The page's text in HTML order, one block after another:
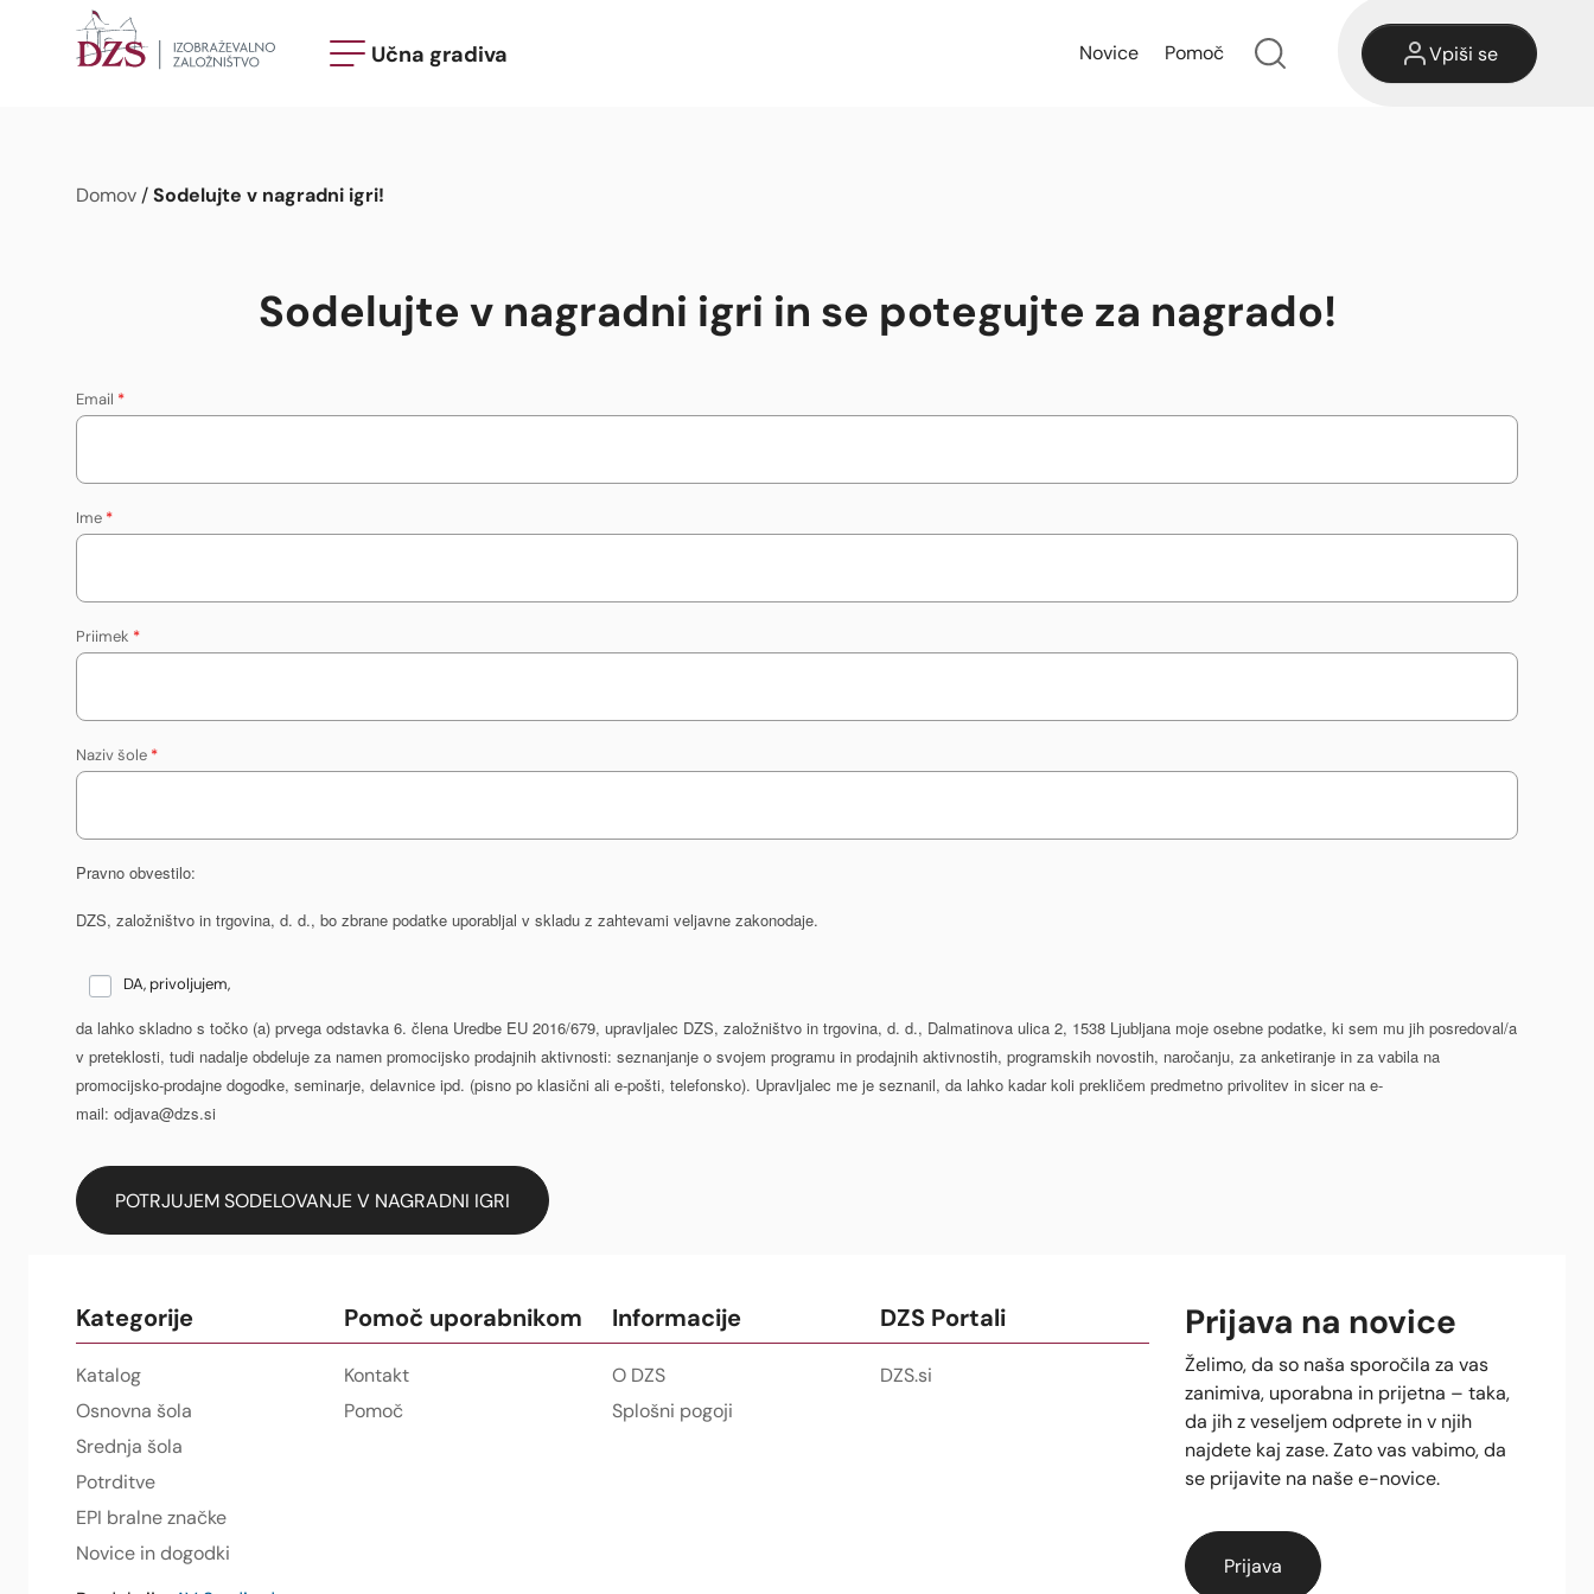
Učna gradiva Novice Pomoč Vpiši se
Domov / Sodelujte v nagradni igri!
Sodelujte v nagradni igri in se potegujte za nagrado!
Email *
Ime *
Priimek *
Naziv šole *
Pravno obvestilo:
DZS, založništvo in trgovina, d. d., bo zbrane podatke uporabljal v skladu z zahtevami veljavne zakonodaje.
DA, privoljujem,
da lahko skladno s točko (a) prvega odstavka 6. člena Uredbe EU 2016/679, upravljalec DZS, založništvo in trgovina, d. d., Dalmatinova ulica 2, 1538 Ljubljana moje osebne podatke, ki sem mu jih posredoval/a
v preteklosti, tudi nadalje obdeluje za namen promocijsko prodajnih aktivnosti: seznanjanje o svojem programu in prodajnih aktivnostih, programskih novostih, naročanju, za anketiranje in za vabila na
promocijsko-prodajne dogodke, seminarje, delavnice ipd. (pisno po klasični ali e-pošti, telefonsko). Upravljalec me je seznanil, da lahko kadar koli prekličem predmetno privolitev in sicer na e-
mail: odjava@dzs.si
Kategorije
Katalog
Osnovna šola
Srednja šola
Potrditve
EPI bralne značke
Novice in dogodki
Pomoč uporabnikom
Kontakt
Pomoč
Informacije
O DZS
Splošni pogoji
DZS Portali
DZS.si
Prijava na novice
Želimo, da so naša sporočila za vas
zanimiva, uporabna in prijetna – taka,
da jih z veseljem odprete in v njih
najdete kaj zase. Zato vas vabimo, da
se prijavite na naše e-novice.